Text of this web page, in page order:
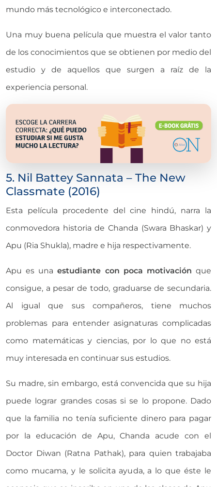
mundo más tecnológico e interconectado.
Una muy buena película que muestra el valor tanto
de los conocimientos que se obtienen por medio del
estudio y de aquellos que surgen a raíz de la
experiencia personal.
5. Nil Battey Sannata – The New
Classmate (2016)
Esta película procedente del cine hindú, narra la
conmovedora historia de Chanda (Swara Bhaskar) y
Apu (Ria Shukla), madre e hija respectivamente.
Apu es unaestudiante con poca motivación que
consigue, a pesar de todo, graduarse de secundaria.
Al igual que sus compañeros, tiene muchos
problemas para entender asignaturas complicadas
como matemáticas y ciencias, por lo que no está
muy interesada en continuar sus estudios.
Su madre, sin embargo, está convencida que su hija
puede lograr grandes cosas si se lo propone. Dado
que la familia no tenía suficiente dinero para pagar
por la educación de Apu, Chanda acude con el
Doctor Diwan (Ratna Pathak), para quien trabajaba
como mucama, y le solicita ayuda, a lo que éste le